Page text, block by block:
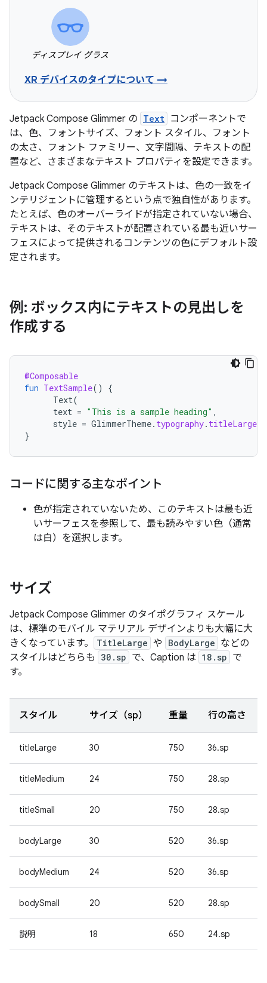
ディスプレイ グラス
XR デバイスのタイプについて →
Jetpack Compose Glimmer の Text コンポーネントで
は、色、フォントサイズ、フォント スタイル、フォント
の太さ、フォント ファミリー、文字間隔、テキストの配
置など、さまざまなテキスト プロパティを設定できます。
Jetpack Compose Glimmer のテキストは、色の一致をイ
ンテリジェントに管理するという点で独自性があります。
たとえば、色のオーバーライドが指定されていない場合、
テキストは、そのテキストが配置されている最も近いサー
フェスによって提供されるコンテンツの色にデフォルト設
定されます。
例: ボックス内にテキストの見出しを
作成する
@Composable
fun TextSample()
{
Text(
text = "This is a sample heading" ,
style = GlimmerTheme. typography. titleLarge
}
コードに関する主なポイント
色が指定されていないため、このテキストは最も近
いサーフェスを参照して、最も読みやすい色（通常
は白）を選択します。
サイズ
Jetpack Compose Glimmer のタイポグラフィ スケール
は、標準のモバイル マテリアル デザインよりも大幅に大
きくなっています。
TitleLarge や BodyLarge などの
スタイルはどちらも
30.sp で、Caption は 18.sp で
す。
スタイル サイズ（sp） 重量 行の高さ
titleLarge 30 750 36.sp
titleMedium 24 750 28.sp
titleSmall 20 750 28.sp
bodyLarge 30 520 36.sp
bodyMedium 24 520 36.sp
bodySmall 20 520 28.sp
説明 18 650 24.sp